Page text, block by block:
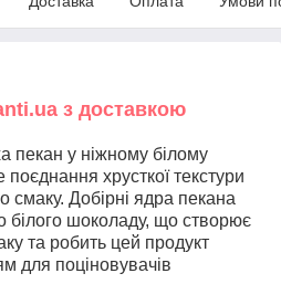
з доставкою
пекан у ніжному білому
хрусткої текстури
смаку. Добірні ядра пекана
білого шоколаду, що створює
та робить цей продукт
для поціновувачів